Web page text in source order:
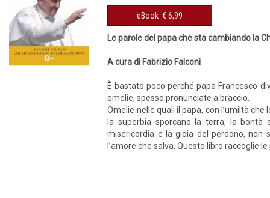
eBook € 6,99
Le parole del papa che sta cambiando la
A cura di Fabrizio Falconi
È bastato poco perché papa Francesco
omelie, spesso pronunciate a braccio.
Omelie nelle quali il papa, con l’umiltà
la superbia sporcano la terra, la bontà
misericordia e la gioia del perdono, non
l’amore che salva. Questo libro raccoglie